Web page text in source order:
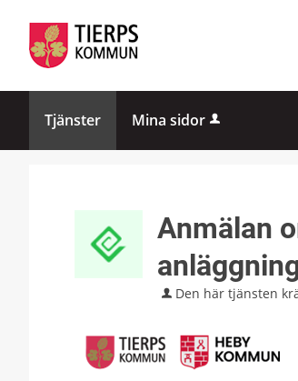
Tjänster Mina sidor
Anmälan
Den här tjänsten